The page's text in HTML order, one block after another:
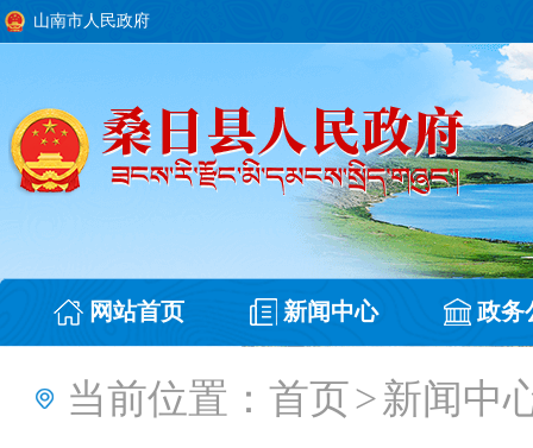
山南市人民政府
网站首页 新闻中心 政务
当前位置： 首页>新闻中